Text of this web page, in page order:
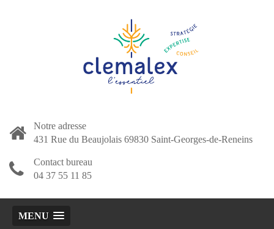
Notre adresse
431 Rue du Beaujolais 69830 Saint-Georges-de-Reneins
Contact bureau
04 37 55 11 85
MENU